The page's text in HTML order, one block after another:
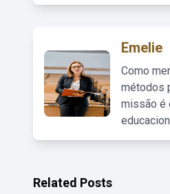
Emelie
Como
métodos
missão é
Related Posts